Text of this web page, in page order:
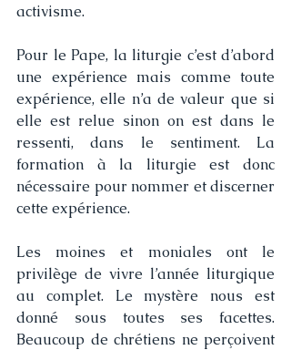
activisme.
Pour le Pape, la liturgie c’est d’abord
une expérience mais comme toute
expérience, elle n’a de valeur que si
elle est relue sinon on est dans le
ressenti, dans le sentiment. La
formation à la liturgie est donc
nécessaire pour nommer et discerner
cette expérience.
Les moines et moniales ont le
privilège de vivre l’année liturgique
au complet. Le mystère nous est
donné sous toutes ses facettes.
Beaucoup de chrétiens ne perçoivent